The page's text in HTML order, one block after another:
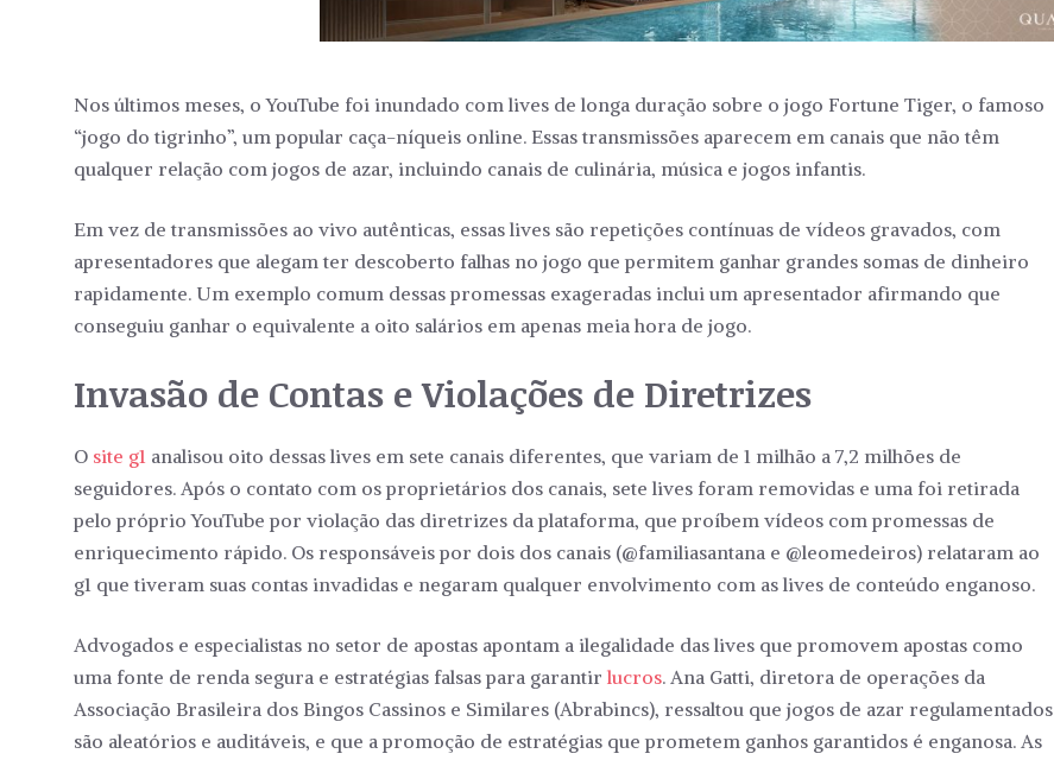
Nos últimos meses, o YouTube foi inundado com lives de longa duração sobre o jogo Fortune Tiger, o famoso
“jogo do tigrinho”, um popular caça-níqueis online. Essas transmissões aparecem em canais que não têm
qualquer relação com jogos de azar, incluindo canais de culinária, música e jogos infantis.
Em vez de transmissões ao vivo autênticas, essas lives são repetições contínuas de vídeos gravados, com
apresentadores que alegam ter descoberto falhas no jogo que permitem ganhar grandes somas de dinheiro
rapidamente. Um exemplo comum dessas promessas exageradas inclui um apresentador afirmando que
conseguiu ganhar o equivalente a oito salários em apenas meia hora de jogo.
Invasão de Contas e Violações de Diretrizes
O site g1 analisou oito dessas lives em sete canais diferentes, que variam de 1 milhão a 7,2 milhões de
seguidores. Após o contato com os proprietários dos canais, sete lives foram removidas e uma foi retirada
pelo próprio YouTube por violação das diretrizes da plataforma, que proíbem vídeos com promessas de
enriquecimento rápido. Os responsáveis por dois dos canais (@familiasantana e @leomedeiros) relataram ao
g1 que tiveram suas contas invadidas e negaram qualquer envolvimento com as lives de conteúdo enganoso.
Advogados e especialistas no setor de apostas apontam a ilegalidade das lives que promovem apostas como
uma fonte de renda segura e estratégias falsas para garantir lucros. Ana Gatti, diretora de operações da
Associação Brasileira dos Bingos Cassinos e Similares (Abrabincs), ressaltou que jogos de azar regulamentados
são aleatórios e auditáveis, e que a promoção de estratégias que prometem ganhos garantidos é enganosa. As